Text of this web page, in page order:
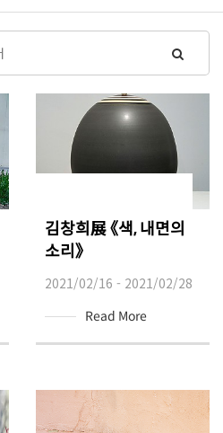
김창희展 《색, 내면의
소리》
2021/02/16 - 2021/02/28
Read More